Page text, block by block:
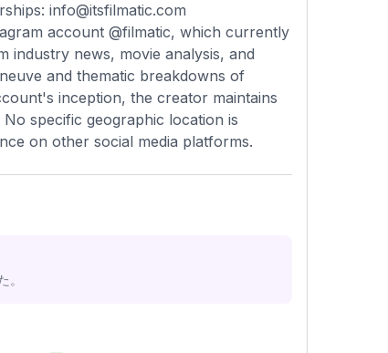
info@itsfilmatic.com
account @filmatic, which currently
industry news, movie analysis, and
and thematic breakdowns of
inception, the creator maintains
specific geographic location is
on other social media platforms.
。